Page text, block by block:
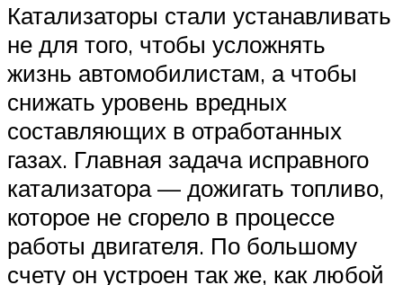
Катализаторы стали устанавливать
не для того, чтобы усложнять
жизнь автомобилистам, а чтобы
снижать уровень вредных
составляющих в отработанных
газах. Главная задача исправного
катализатора — дожигать топливо,
которое не сгорело в процессе
работы двигателя. По большому
счету он устроен так же, как любой